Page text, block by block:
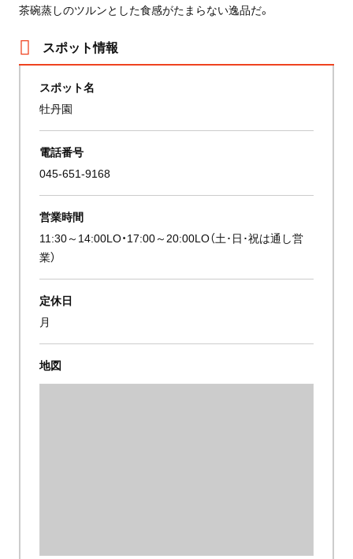
茶碗蒸しのツルンとした食感がたまらない逸品だ。
スポット情報
スポット名
牡丹園
電話番号
045-651-9168
営業時間
11:30～14:00LO・17:00～20:00LO（土･日･祝は通し営
業）
定休日
月
地図